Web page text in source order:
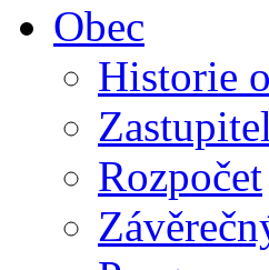
Obec
Historie
Rozpočet